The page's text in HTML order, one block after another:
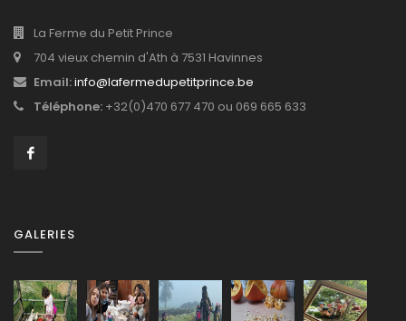
La Ferme du Petit Prince
704 vieux chemin d'Ath à 7531 Havinnes
Email:info@lafermedupetitprince.be
Téléphone: +32(0)470 677 470 ou 069 665 633
GALERIES